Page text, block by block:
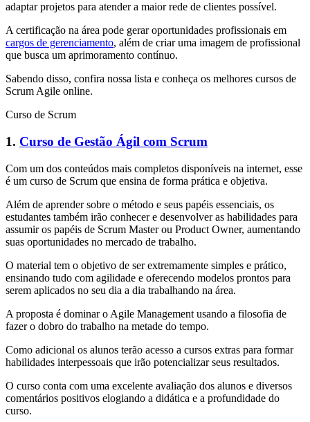
adaptar projetos para atender a maior rede de clientes possível.
A certificação na área pode gerar oportunidades profissionais em
cargos de gerenciamento, além de criar uma imagem de profissional
que busca um aprimoramento contínuo.
Sabendo disso, confira nossa lista e conheça os melhores cursos de
Scrum Agile online.
Curso de Scrum
1. Curso de Gestão Ágil com Scrum
Com um dos conteúdos mais completos disponíveis na internet, esse
é um curso de Scrum que ensina de forma prática e objetiva.
Além de aprender sobre o método e seus papéis essenciais, os
estudantes também irão conhecer e desenvolver as habilidades para
assumir os papéis de Scrum Master ou Product Owner, aumentando
suas oportunidades no mercado de trabalho.
O material tem o objetivo de ser extremamente simples e prático,
ensinando tudo com agilidade e oferecendo modelos prontos para
serem aplicados no seu dia a dia trabalhando na área.
A proposta é dominar o Agile Management usando a filosofia de
fazer o dobro do trabalho na metade do tempo.
Como adicional os alunos terão acesso a cursos extras para formar
habilidades interpessoais que irão potencializar seus resultados.
O curso conta com uma excelente avaliação dos alunos e diversos
comentários positivos elogiando a didática e a profundidade do
curso.